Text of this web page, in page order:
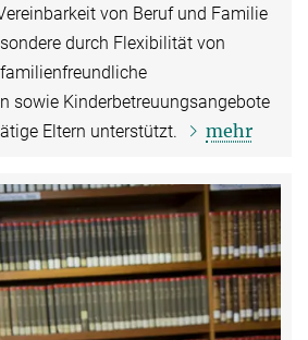
von Beruf und Familie
durch Flexibilität von
sowie Kinderbetreuungsangebote
Eltern unterstützt.
mehr